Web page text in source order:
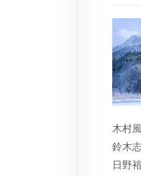
木村
鈴木
日野